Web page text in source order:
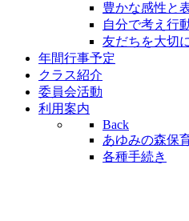
豊かな感性と
自分で考え行
友だちを大切
年間行事予定
クラス紹介
委員会活動
利用案内
Back
あゆみの森保
各種手続き